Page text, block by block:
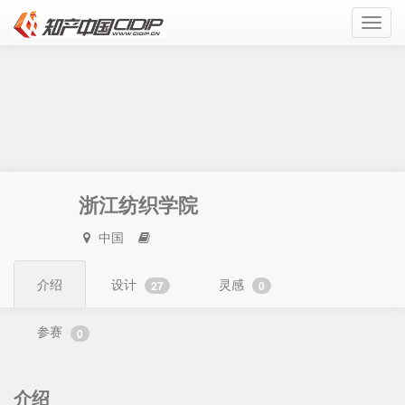
浙江纺织学院
中国
介绍 设计 27 灵感 0
参赛 0
介绍